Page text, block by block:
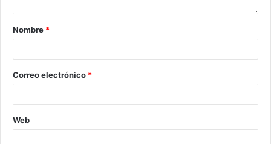
Nombre *
Correo electrónico *
Web